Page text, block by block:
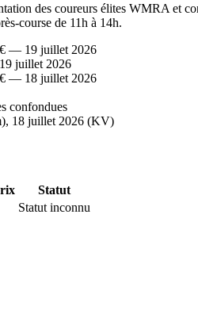
des coureurs élites WMRA et
course de 11h à 14h.
— 19 juillet 2026
juillet 2026
— 18 juillet 2026
confondues
18 juillet 2026 (KV)
Statut
Statut inconnu